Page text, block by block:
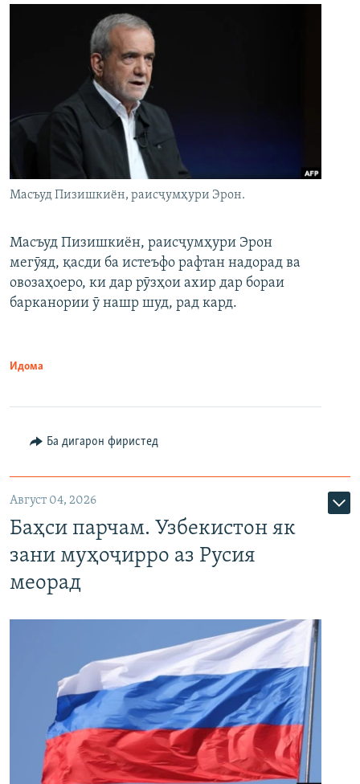
Масъуд Пизишкиён, раисҷумҳури Эрон.
Масъуд Пизишкиён, раисҷумҳури Эрон
мегӯяд, қасди ба истеъфо рафтан надорад ва
овозаҳоеро, ки дар рӯзҳои ахир дар бораи
барканории ӯ нашр шуд, рад кард.
Идома
Ба дигарон фиристед
Август 04, 2026
Баҳси парчам. Узбекистон як
зани муҳоҷирро аз Русия
меорад